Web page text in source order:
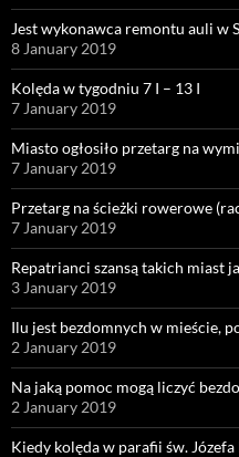
Jest wykonawca remontu auli w
8 January 2019
Kolęda w tygodniu 7 I – 13 I
7 January 2019
Miasto ogłosiło przetarg na
7 January 2019
Przetarg na ścieżki rowerowe
7 January 2019
Repatrianci szansą takich miast
3 January 2019
Ilu jest bezdomnych w mieście,
2 January 2019
Na jaką pomoc mogą liczyć
2 January 2019
Kiedy kolęda w parafii św. Józefa